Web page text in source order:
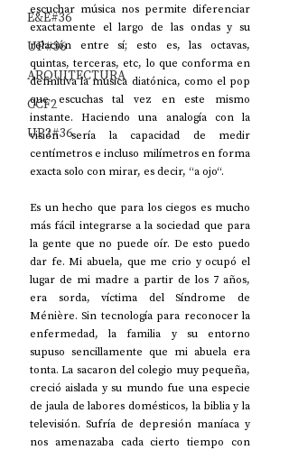
E&E#36
UP#36
ARQUITECTURA
CCF2
UP2#36
escuchar música nos permite diferenciar
exactamente el largo de las ondas y su
relación entre sí; esto es, las octavas,
quintas, terceras, etc, lo que conforma en
definitiva la música diatónica, como el pop
que escuchas tal vez en este mismo
instante. Haciendo una analogía con la
visión sería la capacidad de medir
centímetros e incluso milímetros en forma
exacta solo con mirar, es decir, “a ojo“.
Es un hecho que para los ciegos es mucho
más fácil integrarse a la sociedad que para
la gente que no puede oír. De esto puedo
dar fe. Mi abuela, que me crio y ocupó el
lugar de mi madre a partir de los 7 años,
era sorda, víctima del Síndrome de
Ménière. Sin tecnología para reconocer la
enfermedad, la familia y su entorno
supuso sencillamente que mi abuela era
tonta. La sacaron del colegio muy pequeña,
creció aislada y su mundo fue una especie
de jaula de labores domésticos, la biblia y la
televisión. Sufría de depresión maníaca y
nos amenazaba cada cierto tiempo con